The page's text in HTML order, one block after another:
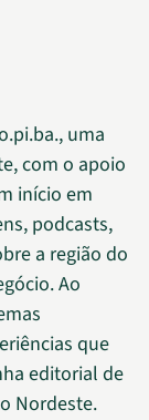
uma
com o apoio
início em
podcasts,
a região do
Ao
que
editorial de
Nordeste.